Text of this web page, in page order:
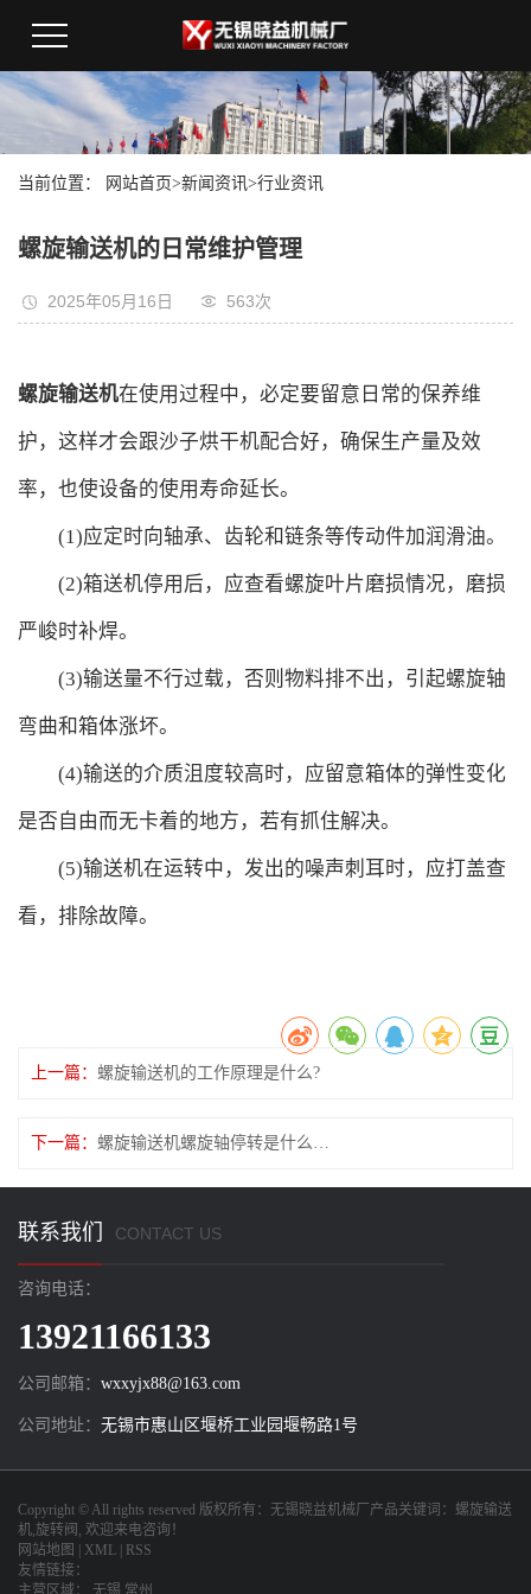
当前位置： 网站首页>新闻资讯>行业资讯
螺旋输送机的日常维护管理
2025年05月16日 563次
螺旋输送机在使用过程中，必定要留意日常的保养维
护，这样才会跟沙子烘干机配合好，确保生产量及效
率，也使设备的使用寿命延长。
(1)应定时向轴承、齿轮和链条等传动件加润滑油。
(2)箱送机停用后，应查看螺旋叶片磨损情况，磨损
严峻时补焊。
(3)输送量不行过载，否则物料排不出，引起螺旋轴
弯曲和箱体涨坏。
(4)输送的介质沮度较高时，应留意箱体的弹性变化
是否自由而无卡着的地方，若有抓住解决。
(5)输送机在运转中，发出的噪声刺耳时，应打盖查
看，排除故障。
上一篇： 螺旋输送机的工作原理是什么?
下一篇：
联系我们 CONTACT US
咨询电话：
13921166133
公司邮箱： wxxyjx88@163.com
公司地址： 无锡市惠山区堰桥工业园堰畅路1号
Copyright © All rights reserved 版权所有： 无锡晓益机械厂 产品关键词： 螺旋输送
机,旋转阀 , 欢迎来电咨询！
网站地图
XML
RSS
友情链接：
主营区域： 无锡 常州